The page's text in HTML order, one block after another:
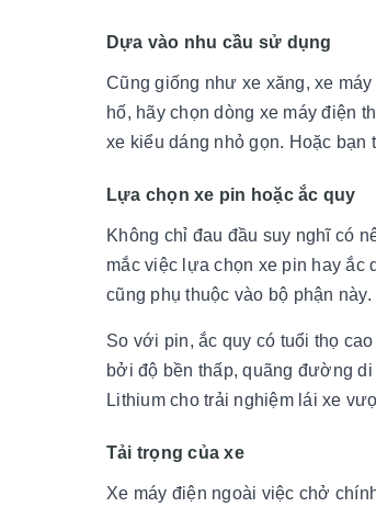
Dựa vào nhu cầu sử dụng
Cũng giống như xe xăng, xe
hố, hãy chọn dòng xe máy điện
xe kiểu dáng nhỏ gọn. Hoặc
Lựa chọn xe pin hoặc ắc quy
Không chỉ đau đầu suy nghĩ có
mắc việc lựa chọn xe pin hay ắc
cũng phụ thuộc vào bộ phận này.
So với pin, ắc quy có tuổi thọ
bởi độ bền thấp, quãng đường di
Lithium cho trải nghiệm lái xe
Tải trọng của xe
Xe máy điện ngoài việc chở